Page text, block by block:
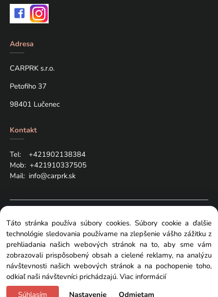
Adresa
CARPRK s.r.o.
Petofiho 37
98401 Lučenec
Kontakt
Tel: +421902138384
Mob: +421910337505
Mail: info@carprk.sk
Zmeniť nastavenia cookies
Táto stránka používa súbory cookies. Súbory cookie a ďalšie
technológie sledovania používame na zlepšenie vášho zážitku z
prehliadania našich webových stránok na to, aby sme vám
zobrazovali prispôsobený obsah a cielené reklamy, na analýzu
návštevnosti našich webových stránok a na pochopenie toho,
odkiaľ naši návštevníci prichádzajú. Viac informácií
Súhlasím
Nastavenie Odmietam